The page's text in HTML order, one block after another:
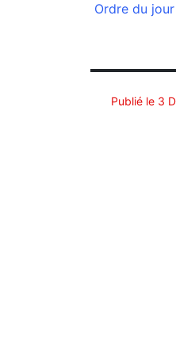
Ordre du jour
Publié le 3